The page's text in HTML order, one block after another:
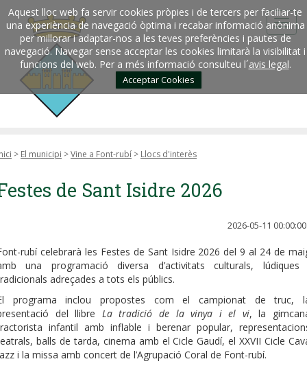
Aquest lloc web fa servir cookies pròpies i de tercers per faciliar-te
una experiència de navegació òptima i recabar informació anònima
per millorar i adaptar-nos a les teves preferències i pautes de
navegació. Navegar sense acceptar les cookies limitarà la visibilitat i
funcions del web. Per a més informació consulteu l´avis legal.
Acceptar Cookies
> El municipi >Vine a Font-rubí > Llocs d'interès
de Sant Isidre 2026
2026-05-11 00:00:00
rubí celebrarà les Festes de Sant Isidre 2026 del 9 al 24 de
una programació diversa d’activitats culturals, lúdiques
adreçades a tots els públics.
programa inclou propostes com el campionat de truc,
del llibre La tradició de la vinya i el vi, la
infantil amb inflable i berenar popular,
balls de tarda, cinema amb el Cicle Gaudí, el XXVII Cicle
i la missa amb concert de l’Agrupació Coral de Font-rubí.